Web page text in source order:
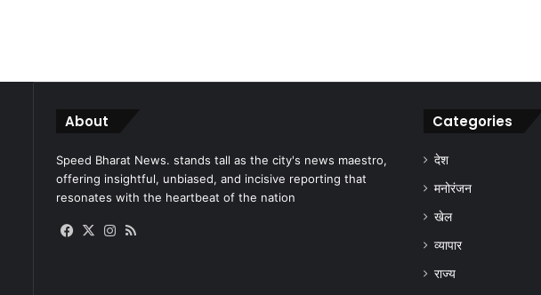
About
Speed Bharat News. stands tall as the city's news maestro,
offering insightful, unbiased, and incisive reporting that
resonates with the heartbeat of the nation
Facebook
X Instagram
Categories
देश
मनोरंजन
खेल
व्यापार
राज्य